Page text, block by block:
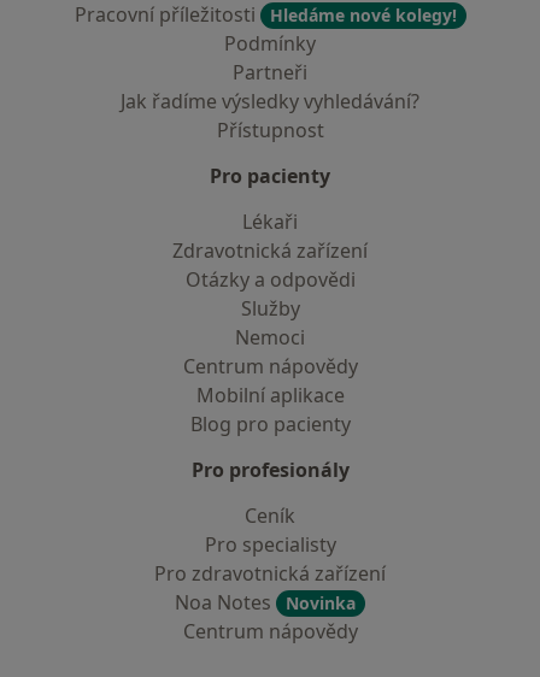
Pracovní příležitosti
Hledáme nové kolegy!
Podmínky
Partneři
Jak řadíme výsledky vyhledávání?
Přístupnost
Pro pacienty
Lékaři
Zdravotnická zařízení
Otázky a odpovědi
Služby
Nemoci
Centrum nápovědy
Mobilní aplikace
Blog pro pacienty
Pro profesionály
Ceník
Pro specialisty
Pro zdravotnická zařízení
Noa Notes
Novinka
Centrum nápovědy